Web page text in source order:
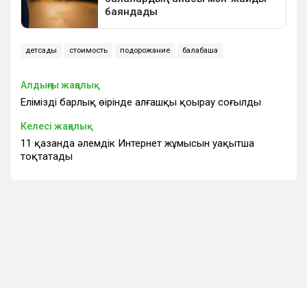
детсады стоимость подорожание балабақша
Алдыңғы жаңалық
Еліміздің барлық өңірінде алғашқы қоңырау соғылды
Келесі жаңалық
11 қазанда әлемдік Интернет жұмысын уақытша
тоқтатады